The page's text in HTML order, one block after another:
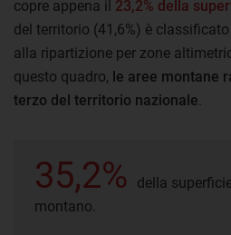
copre appena il 23,2% della
del territorio (41,6%) è
alla ripartizione per zone
questo quadro, le aree montane
terzo del territorio nazionale
35,2%
della
montano.